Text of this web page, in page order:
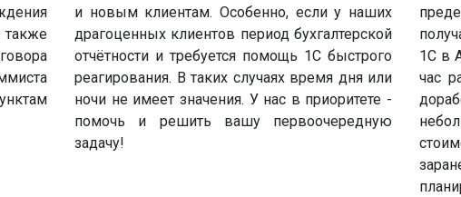
также
и новым клиентам. Особенно, если у наших
драгоценных клиентов период бухгалтерской
отчётности и требуется помощь 1С быстрого
реагирования. В таких случаях время дня или
ночи не имеет значения. У нас в приоритете -
помочь и решить вашу первоочередную
задачу!
1С в
час